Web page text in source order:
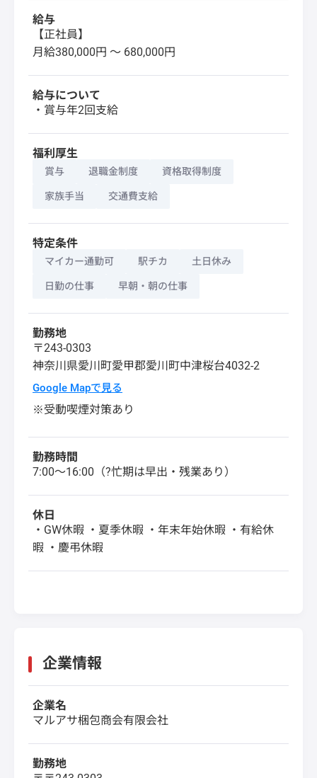
給与
【正社員】
月給380,000円 〜 680,000円
給与について
・賞与年2回支給
福利厚生
賞与 退職金制度 資格取得制度
家族手当 交通費支給
特定条件
マイカー通勤可 駅チカ 土日休み
日勤の仕事 早朝・朝の仕事
勤務地
〒243-0303
神奈川県愛川町愛甲郡愛川町中津桜台4032-2
Google Mapで見る
※受動喫煙対策あり
勤務時間
7:00～16:00（?忙期は早出・残業あり）
休日
・GW休暇 ・夏季休暇 ・年末年始休暇 ・有給休
暇 ・慶弔休暇
企業情報
企業名
マルアサ梱包商会有限会社
勤務地